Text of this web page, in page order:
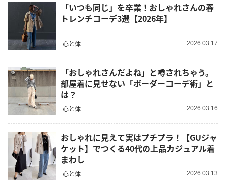
「いつも同じ」を卒業！おしゃれさんの春
トレンチコーデ3選【2026年】
心と体 2026.03.17
「おしゃれさんだよね」と噂されちゃう。
部屋着に見せない「ボーダーコーデ術」と
は？
心と体 2026.03.16
おしゃれに見えて実はプチプラ！【GUジャ
ケット】でつくる40代の上品カジュアル着
まわし
心と体 2026.03.13